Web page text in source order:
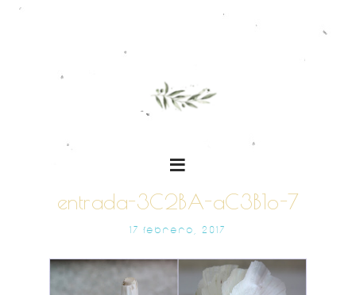
entrada-3C2BA-aC3B1o-7
17 FEBRERO, 2017